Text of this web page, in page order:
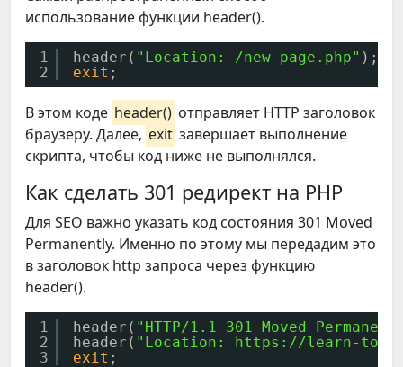
использование функции header().
1
2
header( "Location: /new-page.php" );
exit ;
В этом коде header() отправляет HTTP заголовок
браузеру. Далее, exit завершает выполнение
скрипта, чтобы код ниже не выполнялся.
Как сделать 301 редирект на PHP
Для SEO важно указать код состояния 301 Moved
Permanently. Именно по этому мы передадим это
в заголовок http запроса через функцию
header().
1
2
3
header( "HTTP/1.1 301 Moved
header( "Location: https://learn-
exit ;